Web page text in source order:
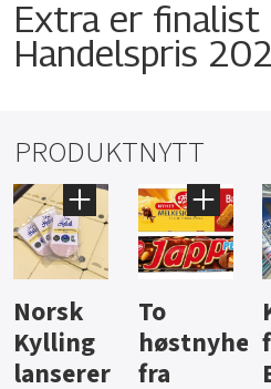
Extra er
Handelspris
PRODUKTNYTT
Knalltall
for Açai
Bowl
Aass vil
bli
førstevalg